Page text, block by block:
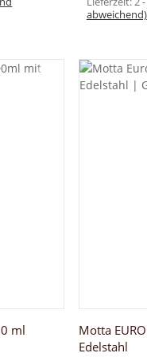
abweichend)
ml
Motta
Edelstahl